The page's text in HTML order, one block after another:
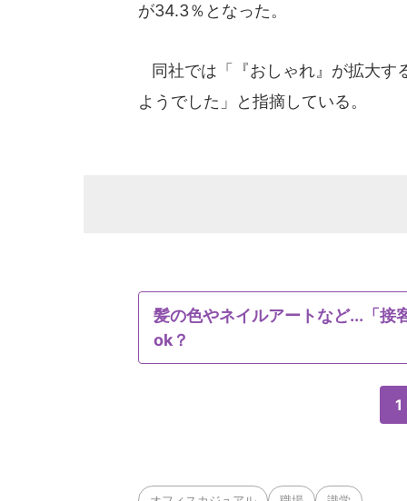
が34.3％となった。
同社では「『おしゃれ』が拡大す
ようでした」と指摘している。
髪の色やネイルアートなど...「接
ok？
1